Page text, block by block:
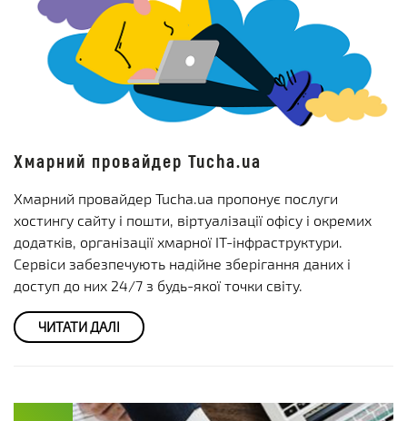
Хмарний провайдер Tucha.ua
Хмарний провайдер Tucha.ua пропонує послуги
хостингу сайту і пошти, віртуалізації офісу і окремих
додатків, організації хмарної ІТ-інфраструктури.
Сервіси забезпечують надійне зберігання даних і
доступ до них 24/7 з будь-якої точки світу.
ЧИТАТИ ДАЛІ